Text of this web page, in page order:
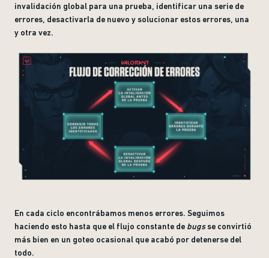
invalidación global para una prueba, identificar una serie de
errores, desactivarla de nuevo y solucionar estos errores, una
y otra vez.
En cada ciclo encontrábamos menos errores. Seguimos
haciendo esto hasta que el flujo constante de bugsse convirtió
más bien en un goteo ocasional que acabó por detenerse del
todo.